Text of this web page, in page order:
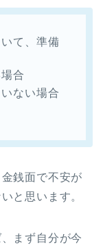
て、準備
合
ない場合
銭面で不安が
と思います。
まず自分が今